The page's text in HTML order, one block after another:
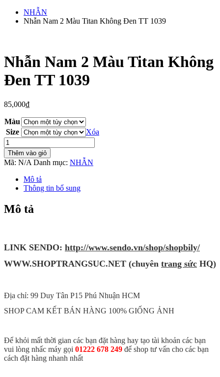
NHẪN
Nhẫn Nam 2 Màu Titan Không Đen TT 1039
Nhẫn Nam 2 Màu Titan Không
Đen TT 1039
85,000₫
Màu
Size
Xóa
Nhẫn
Nam
2
Màu
Titan
Không
TT
1039
Thêm vào giỏ
Mã: N/A Danh mục: NHẪN
Mô tả
Thông tin bổ sung
Mô tả
LINK SENDO: http://www.sendo.vn/shop/shopbily/
WWW.SHOPTRANGSUC.NET (chuyên trang sức HQ)
Địa chỉ: 99 Duy Tân P15 Phú Nhuận HCM
SHOP CAM KẾT BÁN HÀNG 100% GIỐNG ẢNH
Để khỏi mất thời gian các bạn đặt hàng hay tạo tài khoản các bạn
vui lòng nhấc máy gọi 01222 678 249 để shop tư vấn cho các bạn
cách đặt hàng nhanh nhất